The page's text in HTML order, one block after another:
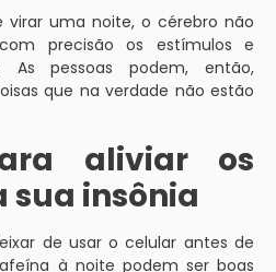
virar uma noite, o cérebro não
precisão os estímulos e
As pessoas podem, então,
que na verdade não estão
aliviar os
sua insônia
de usar o celular antes de
à noite podem ser boas